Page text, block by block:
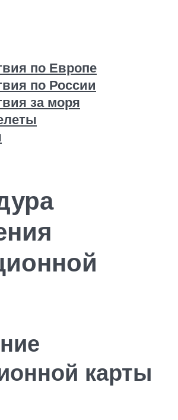
по Европе
по России
за моря
карты